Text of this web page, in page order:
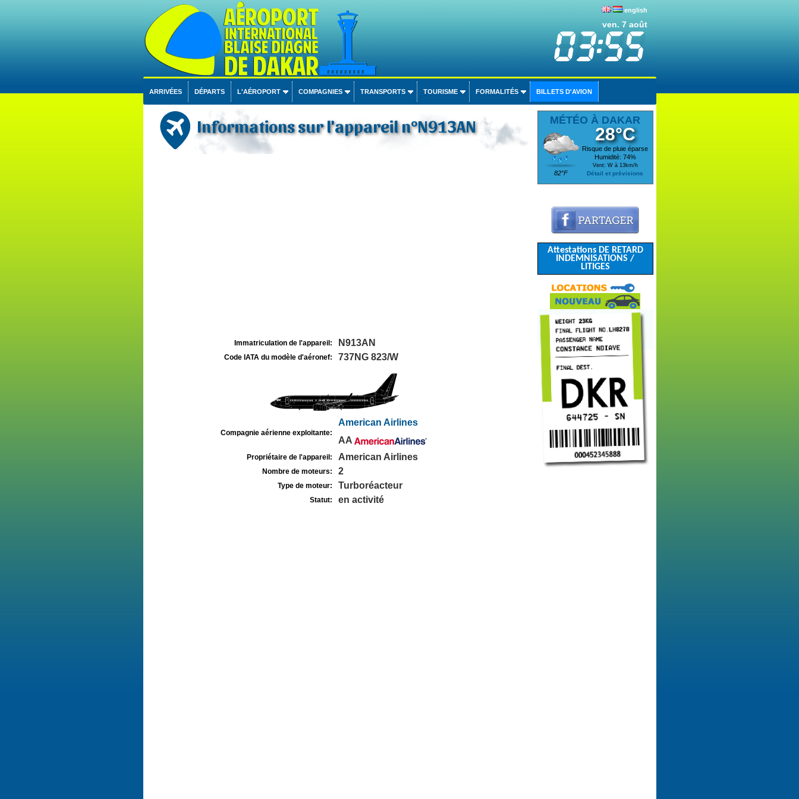
english
ven. 7 août
ARRIVÉES DÉPARTS L'AÉROPORT COMPAGNIES TRANSPORTS TOURISME FORMALITÉS BILLETS D'AVION
Informations sur l'appareil n°N913AN
Immatriculation de l'appareil: N913AN
Code IATA du modèle d'aéronef: 737NG 823/W
Compagnie aérienne exploitante:
American Airlines
AA
Propriétaire de l'appareil: American Airlines
Nombre de moteurs: 2
Type de moteur: Turboréacteur
Statut: en activité
MÉTÉO À DAKAR
82°F
28°C
Risque de pluie éparse
Humidité: 74%
Vent: W à 13km/h
Détail et prévisions
Attestations DE RETARD
INDEMNISATIONS /
LITIGES